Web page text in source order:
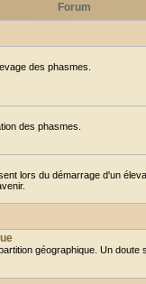
Forum
des phasmes.
des phasmes.
lors du démarrage d'un
géographique. Un doute